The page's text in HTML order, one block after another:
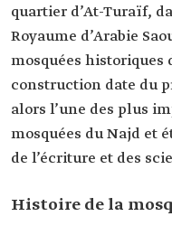
quartier d’At-Turaïf,
Royaume d’Arabie
mosquées historiques
construction date du
alors l’une des plus
mosquées du Najd et
de l’écriture et des
Histoire de la